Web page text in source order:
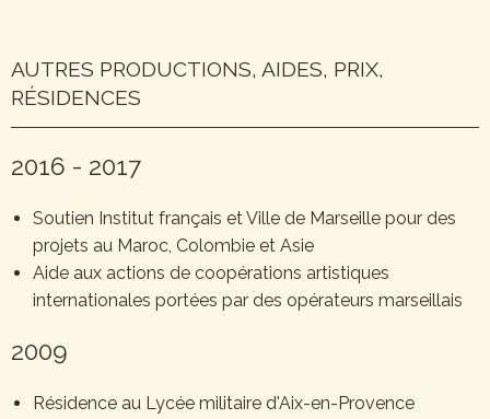
AUTRES PRODUCTIONS, AIDES, PRIX,
RÉSIDENCES
2016 - 2017
Soutien Institut français et Ville de Marseille pour des
projets au Maroc, Colombie et Asie
Aide aux actions de coopérations artistiques
internationales portées par des opérateurs marseillais
2009
Résidence au Lycée militaire d'Aix-en-Provence